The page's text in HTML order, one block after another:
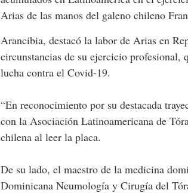
Arias de las manos del galeno chileno
Arancibia, destacó la labor de Arias en
circunstancias de su ejercicio profesional,
lucha contra el Covid-19.
“En reconocimiento por su destacada
con la Asociación Latinoamericana de
chilena al leer la placa.
De su lado, el maestro de la medicina
Dominicana Neumología y Cirugía del